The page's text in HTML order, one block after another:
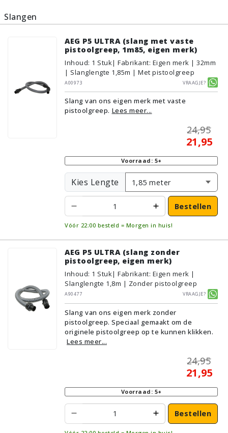
Slangen
AEG P5 ULTRA (slang met vaste
pistoolgreep, 1m85, eigen merk)
Inhoud: 1 Stuk| Fabrikant: Eigen merk | 32mm
| Slanglengte 1,85m | Met pistoolgreep
A00973
Vraagje?
Slang van ons eigen merk met vaste
pistoolgreep. Lees meer...
24,95
21,95
Voorraad: 5+
Kies Lengte
Bestellen
Vóór 22:00 besteld = Morgen in huis!
AEG P5 ULTRA (slang zonder
pistoolgreep, eigen merk)
Inhoud: 1 Stuk| Fabrikant: Eigen merk |
Slanglengte 1,8m | Zonder pistoolgreep
A90477
Vraagje?
Slang van ons eigen merk zonder
pistoolgreep. Speciaal gemaakt om de
originele pistoolgreep op te kunnen klikken.
Lees meer...
24,95
21,95
Voorraad: 5+
Bestellen